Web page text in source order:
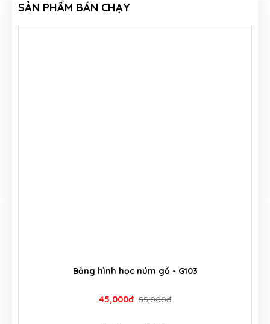
SẢN PHẨM BÁN CHẠY
Bảng hình học núm gỗ - G103
55,000đ